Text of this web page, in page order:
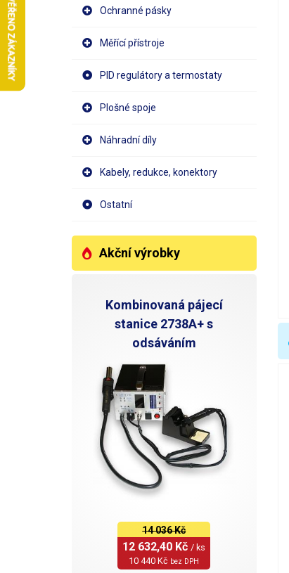
Ochranné pásky
Měřící přístroje
PID regulátory a termostaty
Plošné spoje
Náhradní díly
Kabely, redukce, konektory
Ostatní
Akční výrobky
Kombinovaná pájecí
stanice 2738A+ s
odsáváním
14 036 Kč
12 632,40 Kč / ks
10 440 Kč bez DPH